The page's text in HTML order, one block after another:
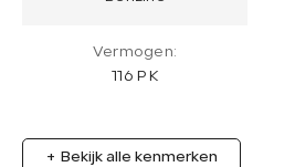
Vermogen:
116 PK
+ Bekijk alle kenmerken